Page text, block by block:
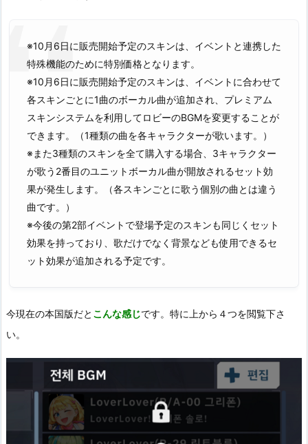
※10月6日に販売開始予定のスキンは、イベントと連携した
特殊機能のために特別価格となります。
※10月6日に販売開始予定のスキンは、イベントに合わせて
各スキンごとに1曲のボーカル曲が追加され、プレミアム
スキンシステムを利用してロビーのBGMを変更することが
できます。（1種類の曲を各キャラクターが歌います。）
※また3種類のスキンを全て購入する場合、3キャラクター
が歌う2番目のユニットボーカル曲が開放されるセット効
果が発生します。（各スキンごとに歌う個別の曲とは違う
曲です。）
※今後の第2部イベントで登場予定のスキンも同じくセット
効果を持っており、歌だけでなく背景なども使用できるセ
ット効果が追加される予定です。
今現在の本国版だと こんな感じです。特に上から４つを閲覧下さ
い。